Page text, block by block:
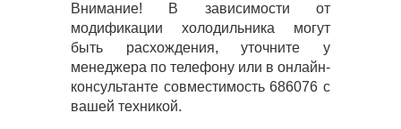
Внимание! В зависимости от
модификации холодильника могут
быть расхождения, уточните у
менеджера по телефону или в онлайн-
консультанте совместимость 686076 с
вашей техникой.